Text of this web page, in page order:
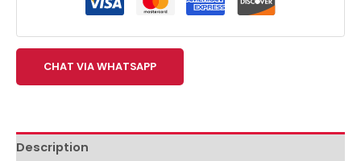
CHAT VIA WHATSAPP
Description